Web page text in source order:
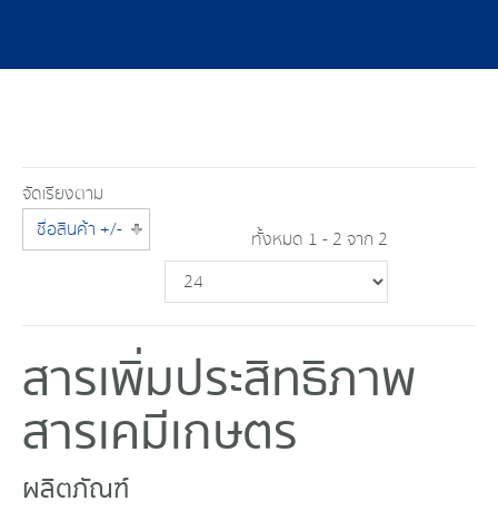
จัดเรียงตาม
ชื่อสินค้า +/-
ทั้งหมด 1 - 2 จาก 2
สารเพิ่มประสิทธิภาพ
สารเคมีเกษตร
ผลิตภัณฑ์